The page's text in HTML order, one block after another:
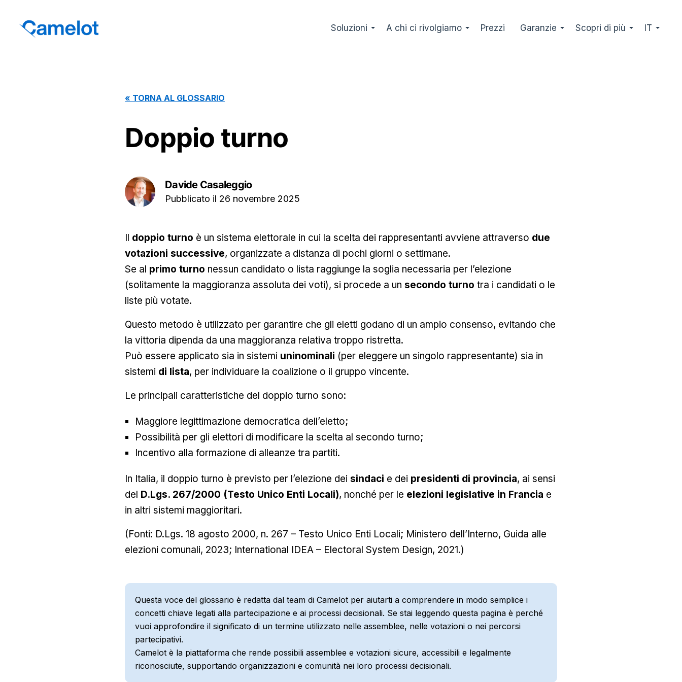
Soluzioni A chi ci rivolgiamo Prezzi Garanzie Scopri di più IT
« TORNA AL GLOSSARIO
Doppio turno
Davide Casaleggio
Pubblicato il 26 novembre 2025
Il doppio turno è un sistema elettorale in cui la scelta dei rappresentanti avviene attraverso due
votazioni successive, organizzate a distanza di pochi giorni o settimane.
Se al primo turno nessun candidato o lista raggiunge la soglia necessaria per l’elezione
(solitamente la maggioranza assoluta dei voti), si procede a un secondo turno tra i candidati o le
liste più votate.
Questo metodo è utilizzato per garantire che gli eletti godano di un ampio consenso, evitando che
la vittoria dipenda da una maggioranza relativa troppo ristretta.
Può essere applicato sia in sistemi uninominali (per eleggere un singolo rappresentante) sia in
sistemi di lista, per individuare la coalizione o il gruppo vincente.
Le principali caratteristiche del doppio turno sono:
Maggiore legittimazione democratica dell’eletto;
Possibilità per gli elettori di modificare la scelta al secondo turno;
Incentivo alla formazione di alleanze tra partiti.
In Italia, il doppio turno è previsto per l’elezione dei sindaci e dei presidenti di provincia, ai sensi
del D.Lgs. 267/2000 (Testo Unico Enti Locali), nonché per le elezioni legislative in Francia e
in altri sistemi maggioritari.
(Fonti: D.Lgs. 18 agosto 2000, n. 267 – Testo Unico Enti Locali; Ministero dell’Interno, Guida alle
elezioni comunali, 2023; International IDEA – Electoral System Design, 2021.)
Questa voce del glossario è redatta dal team di Camelot per aiutarti a comprendere in modo semplice i
concetti chiave legati alla partecipazione e ai processi decisionali. Se stai leggendo questa pagina è perché
vuoi approfondire il significato di un termine utilizzato nelle assemblee, nelle votazioni o nei percorsi
partecipativi.
Camelot è la piattaforma che rende possibili assemblee e votazioni sicure, accessibili e legalmente
riconosciute, supportando organizzazioni e comunità nei loro processi decisionali.